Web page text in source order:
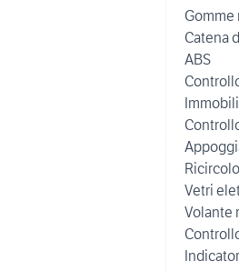
Gomme
Catena
ABS
Vetri
Volante